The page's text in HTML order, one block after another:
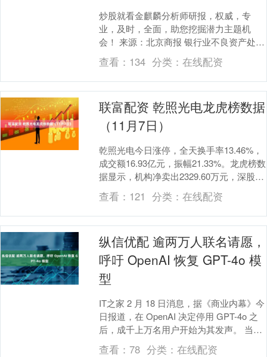
炒股就看金麒麟分析师研报，权威，专
业，及时，全面，助您挖掘潜力主题机
会！ 来源：北京商报 银行业不良资产处置
驶入“加速档”。3月3日，北京商报记者梳
理发现，春节....
查看： 134 分类： 在线配资
联富配资 乾照光电龙虎榜数据
（11月7日）
乾照光电今日涨停，全天换手率13.46%，
成交额16.93亿元，振幅21.33%。龙虎榜数
据显示，机构净卖出2329.60万元，深股通
净卖出506.72万元，营....
查看： 121 分类： 在线配资
纵信优配 逾两万人联名请愿，
呼吁 OpenAI 恢复 GPT-4o 模
型
IT之家 2 月 18 日消息，据《商业内幕》今
日报道，在 OpenAI 决定停用 GPT-4o 之
后，成千上万名用户开始为其发声。 当地
时间 1 月 30 日....
查看：78 分类： 在线配资